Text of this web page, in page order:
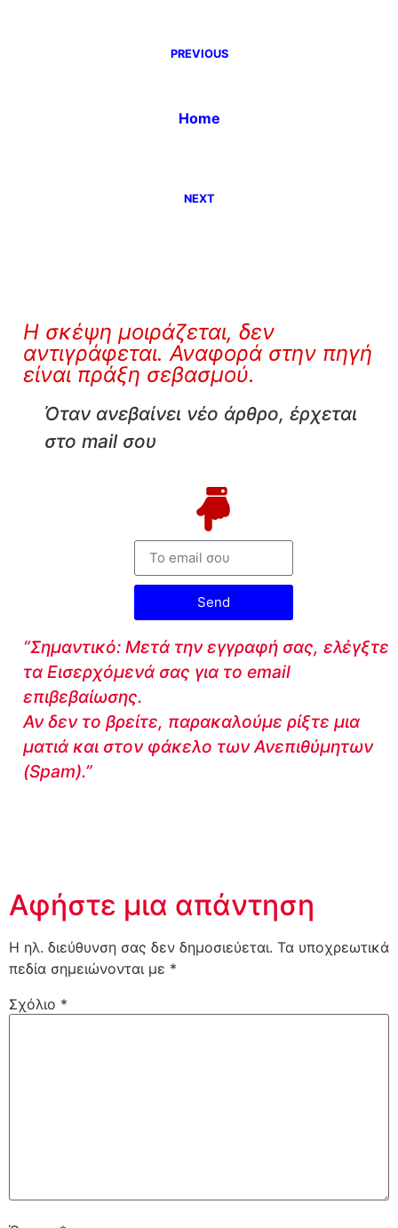
PREVIOUS
Home
NEXT
Η σκέψη μοιράζεται, δεν
αντιγράφεται. Αναφορά στην πηγή
είναι πράξη σεβασμού.
Όταν ανεβαίνει νέο άρθρο, έρχεται
στο mail σου
Send
“Σημαντικό: Μετά την εγγραφή σας, ελέγξτε
τα Εισερχόμενά σας για το email
επιβεβαίωσης.
Αν δεν το βρείτε, παρακαλούμε ρίξτε μια
ματιά και στον φάκελο των Ανεπιθύμητων
(Spam).”
Αφήστε μια απάντηση
Η ηλ. διεύθυνση σας δεν δημοσιεύεται. Τα υποχρεωτικά
πεδία σημειώνονται με *
Σχόλιο *